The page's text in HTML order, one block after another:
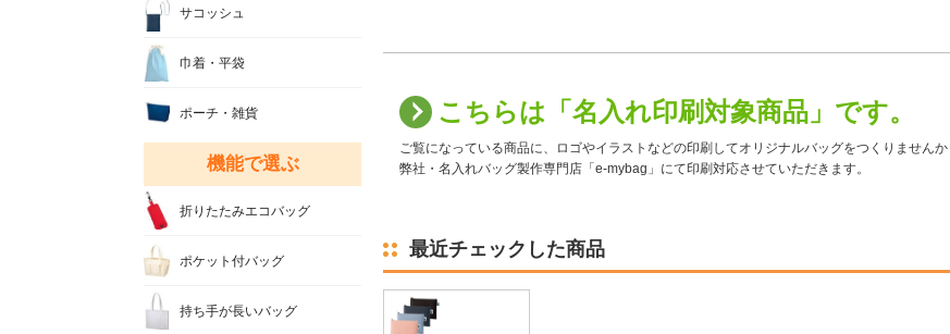
こちらは「名入れ印刷対象商品」です。
ご覧になっている商品に、ロゴやイラストなどの印刷してオリジナルバッグをつくりませんか
弊社・名入れバッグ製作専門店「e-mybag」にて印刷対応させていただきます。
最近チェックした商品
サコッシュ
巾着・平袋
ポーチ・雑貨
機能で選ぶ
折りたたみエコバッグ
ポケット付バッグ
持ち手が長いバッグ